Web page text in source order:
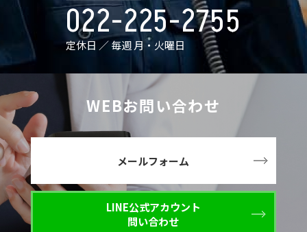
022-225-2755
定休日 ／ 毎週 月・火曜日
WEBお問い合わせ
メールフォーム
LINE公式アカウント
問い合わせ